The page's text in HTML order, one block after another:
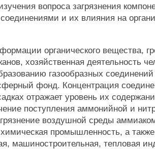
вопроса загрязнения
и их влияния на
органического вещества,
хозяйственная деятельность
газообразных
фонд. Концентрация
отражает уровень их
поступления аммонийной и
воздушной среды
химическая промышленность, а также
машиностроительная, тепловая